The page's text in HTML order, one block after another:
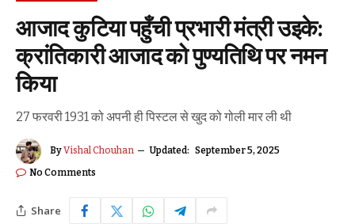
आजाद कुटिया पहुँची प्रभारी मंत्री उइके:
क्रांतिकारी आजाद को पुण्यतिथि पर नमन
किया
27 फरवरी 1931 को अपनी ही पिस्टल से खुद को गोली मार ली थी
ByVishal Chouhan Updated: September 5, 2025
No Comments
Share